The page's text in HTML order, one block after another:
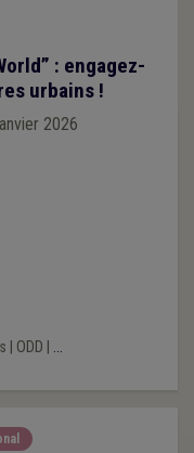
: engagez-
urbains !
2026
ODD ...